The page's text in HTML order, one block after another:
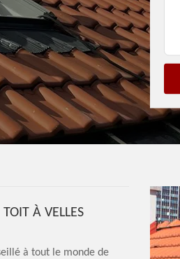
À VELLES
à tout le monde de